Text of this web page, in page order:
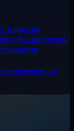
и другие
без вопросов
инженеры, за